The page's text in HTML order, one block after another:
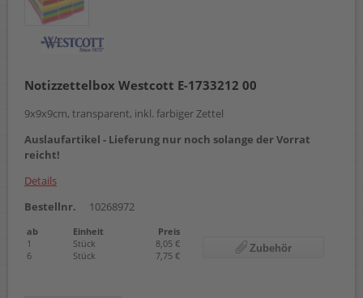
Notizzettelbox Westcott E-1733212 00
9x9x9cm, transparent, inkl. farbiger Zettel
Auslaufartikel - Lieferung nur noch solange der Vorrat
reicht!
Details
Bestellnr.
10268972
ab Einheit
Preis
1
Stück
8,05 €
6
Stück 7,75 €
Zubehör